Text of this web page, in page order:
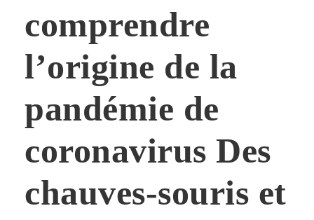
comprendre
l’origine de la
pandémie de
coronavirus Des
chauves-souris et